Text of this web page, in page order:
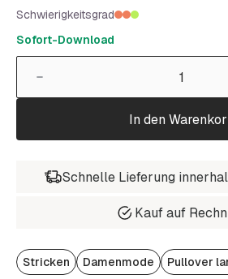
Schwierigkeitsgrad
Sofort-Download
In den
Schnelle Lieferung
Kauf auf
Stricken Damenmode Pullover